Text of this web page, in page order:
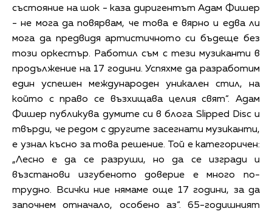
състояние на шок - каза диригентът Адам Фишер
- не мога да повярвам, че това е вярно и едва ли
мога да предвидя артистичното си бъдеще без
този оркестър. Работил съм с тези музиканти в
продължение на 17 години. Успяхме да разработим
един успешен международен уникален стил, на
който с право се възхищава целия свят“. Адам
Фишер публикува думите си в блога Slipped Disc и
твърди, че редом с другите засегнати музиканти,
е узнал късно за това решение. Той е категоричен:
„Лесно е да се разруши, но да се изгради и
възстанови изгубеното доверие е много по-
трудно. Всички ние нямаме още 17 години, за да
започнем отначало, особено аз“. 65-годишният